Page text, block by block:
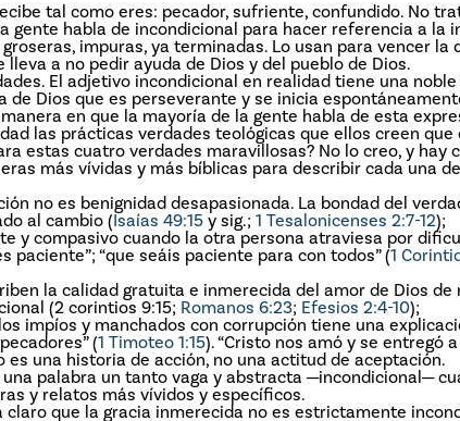
tal como eres: pecador, sufriente, confundido. No
gente habla de incondicional para hacer referencia a la
impuras, ya terminadas. Lo usan para vencer la
lleva a no pedir ayuda de Dios y del pueblo de Dios.
El adjetivo incondicional en realidad tiene una
de Dios que es perseverante y se inicia
en que la mayoría de la gente habla de esta
las prácticas verdades teológicas que ellos creen que
estas cuatro verdades maravillosas? No lo creo, y hay
más vívidas y más bíblicas para describir cada una
no es benignidad desapasionada. La bondad del
al cambio (Isaías 49:15 y sig.; 1 Tesalonicenses 2:7-12);
y compasivo cuando la otra persona atraviesa por
paciente”; “que seáis paciente para con todos” (1
la calidad gratuita e inmerecida del amor de Dios
(2 corintios 9:15; Romanos 6:23; Efesios 2:4-10);
impíos y manchados con corrupción tiene una
(1 Timoteo 1:15). “Cristo nos amó y se entregó
es una historia de acción, no una actitud de aceptación.
palabra un tanto vaga y abstracta ─incondicional─
y relatos más vívidos y específicos.
claro que la gracia inmerecida no es estrictamente